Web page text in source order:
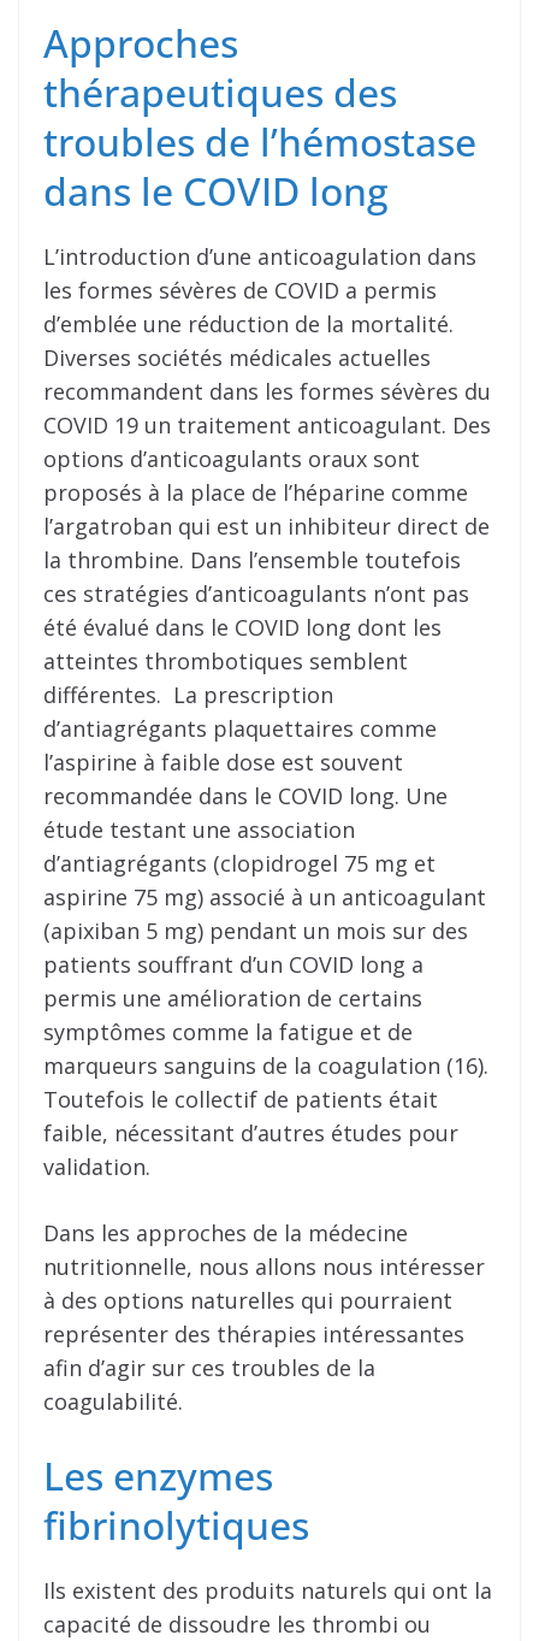
Approches
thérapeutiques des
troubles de l’hémostase
dans le COVID long
L’introduction d’une anticoagulation dans
les formes sévères de COVID a permis
d’emblée une réduction de la mortalité.
Diverses sociétés médicales actuelles
recommandent dans les formes sévères du
COVID 19 un traitement anticoagulant. Des
options d’anticoagulants oraux sont
proposés à la place de l’héparine comme
l’argatroban qui est un inhibiteur direct de
la thrombine. Dans l’ensemble toutefois
ces stratégies d’anticoagulants n’ont pas
été évalué dans le COVID long dont les
atteintes thrombotiques semblent
différentes. La prescription
d’antiagrégants plaquettaires comme
l’aspirine à faible dose est souvent
recommandée dans le COVID long. Une
étude testant une association
d’antiagrégants (clopidrogel 75 mg et
aspirine 75 mg) associé à un anticoagulant
(apixiban 5 mg) pendant un mois sur des
patients souffrant d’un COVID long a
permis une amélioration de certains
symptômes comme la fatigue et de
marqueurs sanguins de la coagulation (16).
Toutefois le collectif de patients était
faible, nécessitant d’autres études pour
validation.
Dans les approches de la médecine
nutritionnelle, nous allons nous intéresser
à des options naturelles qui pourraient
représenter des thérapies intéressantes
afin d’agir sur ces troubles de la
coagulabilité.
Les enzymes
fibrinolytiques
Ils existent des produits naturels qui ont la
capacité de dissoudre les thrombi ou